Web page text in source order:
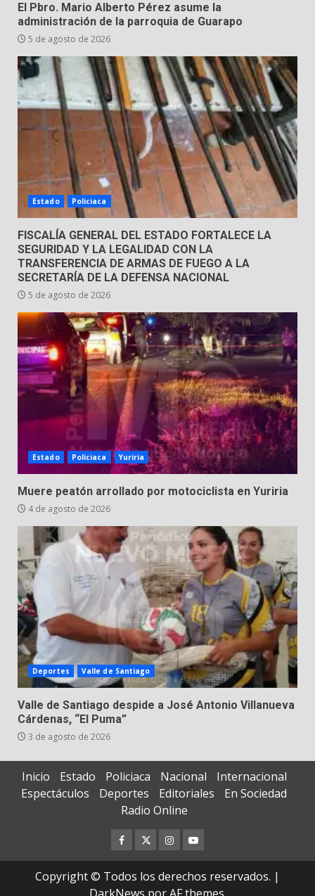
5
Hombre pierde la vida en
tabiquera
Emboscada a policías en Yuriria
31 de julio de 2026
7
Envía Gobierno de la Gente más
de 77 mil
El Pbro. Mario Alberto Pérez asume la
administración de la parroquia de Guarapo
5 de agosto de 2026
Estado Policiaca
FISCALÍA GENERAL DEL ESTADO FORTALECE LA
SEGURIDAD Y LA LEGALIDAD CON LA
TRANSFERENCIA DE ARMAS DE FUEGO A LA
SECRETARÍA DE LA DEFENSA NACIONAL
5 de agosto de 2026
Estado Policiaca Yuriria
Muere peatón arrollado por motociclista en Yuriria
4 de agosto de 2026
Deportes Valle de Santiago
Valle de Santiago despide a José Antonio Villanueva
Cárdenas, “El Puma”
3 de agosto de 2026
Inicio Estado Policiaca Nacional
Internacional
Espectáculos
Deportes Editoriales
En Sociedad
Radio Online
Facebook
TwitterInstagram
Youtube
Copyright © Todos los derechos reservados. |